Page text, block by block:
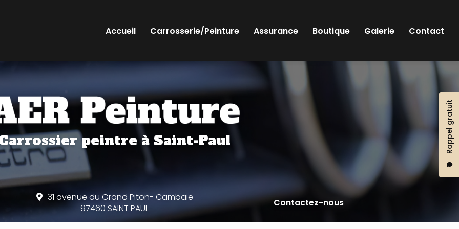
Rappel gratuit
Accueil Carrosserie/Peinture Assurance Boutique Galerie Contact
peintreà Saint-Paul
31 avenue du Grand Piton- Cambaie
97460 SAINT PAUL
Contactez-nous